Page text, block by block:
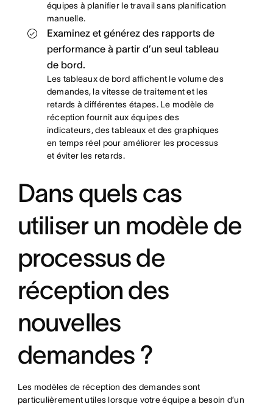
équipes à planifier le travail sans planification
manuelle.
Examinez et générez des rapports de
performance à partir d’un seul tableau
de bord.
Les tableaux de bord affichent le volume des
demandes, la vitesse de traitement et les
retards à différentes étapes. Le modèle de
réception fournit aux équipes des
indicateurs, des tableaux et des graphiques
en temps réel pour améliorer les processus
et éviter les retards.
Dans quels cas
utiliser un modèle de
processus de
réception des
nouvelles
demandes ?
Les modèles de réception des demandes sont
particulièrement utiles lorsque votre équipe a besoin d’un